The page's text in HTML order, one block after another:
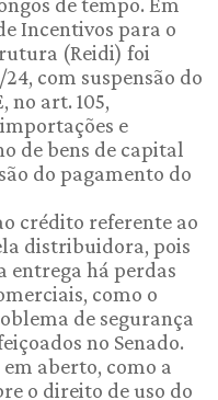
Incentivos para o
(Reidi) foi
com suspensão do
no art. 105,
e
de bens de capital
do pagamento do
crédito referente ao
distribuidora, pois
entrega há perdas
como o
de segurança
no Senado.
aberto, como a
o direito de uso do